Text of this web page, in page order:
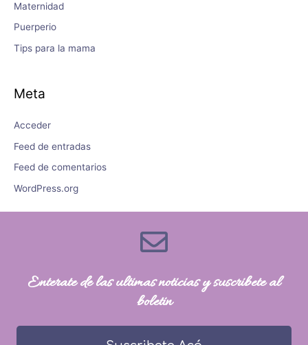
Maternidad
Puerperio
Tips para la mama
Meta
Acceder
Feed de entradas
Feed de comentarios
WordPress.org
Enterate de las ultimas noticias y suscribete al
boletin